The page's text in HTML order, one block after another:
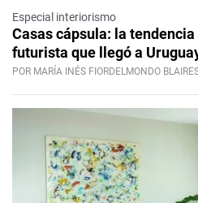
Especial interiorismo
Casas cápsula: la
futurista que llegó a
POR MARÍA INÉS FIORDELMONDO